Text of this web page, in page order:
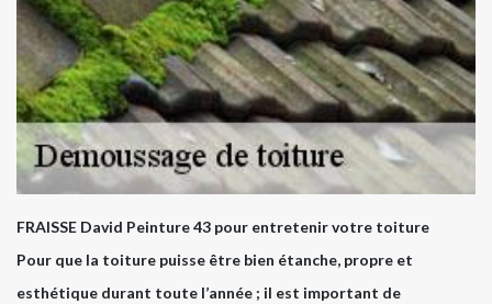
FRAISSE David Peinture 43 pour entretenir votre toiture
Pour que la toiture puisse être bien étanche, propre et
esthétique durant toute l’année ; il est important de